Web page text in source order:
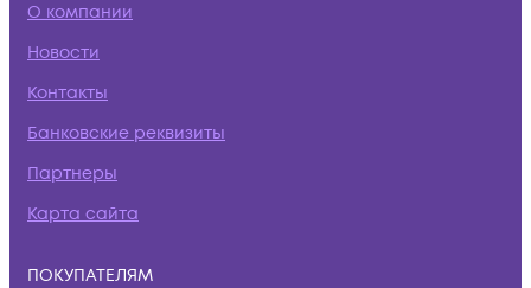
О компании
Новости
Контакты
Банковские реквизиты
Партнеры
Карта сайта
ПОКУПАТЕЛЯМ